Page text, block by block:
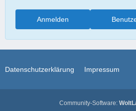
Anmelden
Datenschutzerklärung Impressum
Community-Software: